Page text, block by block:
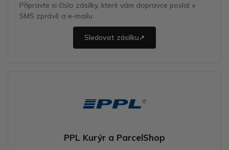
Připravte si číslo zásilky, které vám dopravce poslal v
SMS zprávě a e-mailu.
Sledovat zásilku↗
PPL Kurýr a ParcelShop